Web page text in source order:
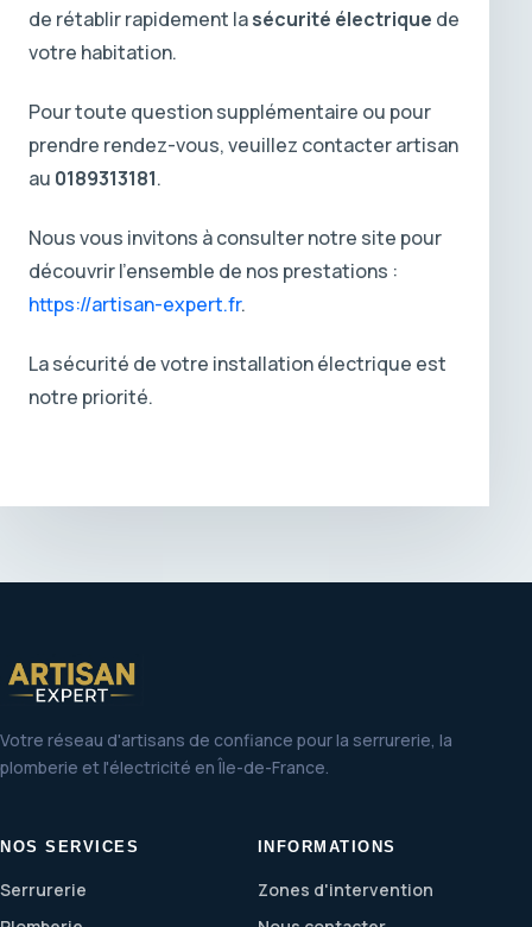
de rétablir rapidement lasécurité électrique de
votre habitation.
Pour toute question supplémentaire ou pour
prendre rendez-vous, veuillez contacter artisan
au 0189313181.
Nous vous invitons à consulter notre site pour
découvrir l’ensemble de nos prestations :
https://artisan-expert.fr.
La sécurité de votre installation électrique est
notre priorité.
Votre réseau d'artisans de confiance pour la serrurerie, la
plomberie et l'électricité en Île-de-France.
NOS SERVICES
Serrurerie
INFORMATIONS
Zones d'intervention